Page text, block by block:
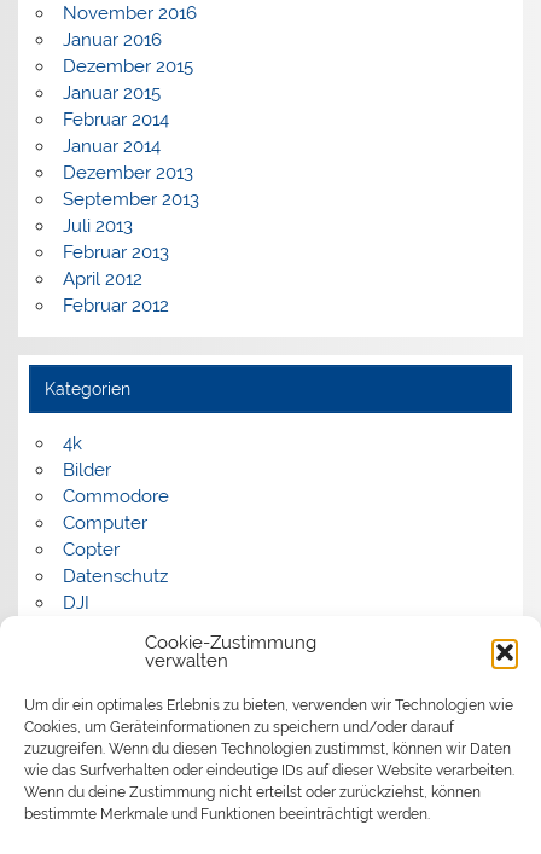
Cookie-Zustimmung
verwalten
Um dir ein optimales Erlebnis zu bieten, verwenden wir Technologien wie
Cookies, um Geräteinformationen zu speichern und/oder darauf
zuzugreifen. Wenn du diesen Technologien zustimmst, können wir Daten
wie das Surfverhalten oder eindeutige IDs auf dieser Website verarbeiten.
Wenn du deine Zustimmung nicht erteilst oder zurückziehst, können
bestimmte Merkmale und Funktionen beeinträchtigt werden.
November 2016
Januar 2016
Dezember 2015
Januar 2015
Februar 2014
Januar 2014
Dezember 2013
September 2013
Juli 2013
Februar 2013
April 2012
Februar 2012
Kategorien
4k
Bilder
Commodore
Computer
Copter
Datenschutz
DJI
Panorama
Politik
Retrocomputer
Uncategorized
Video